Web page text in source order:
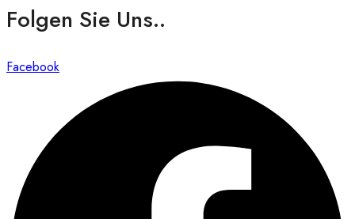
Folgen Sie Uns..
Facebook